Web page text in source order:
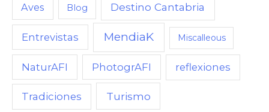
Aves Blog Destino Cantabria
Entrevistas MendiaK Miscalleous
NaturAFI PhotogrAFI reflexiones
Tradiciones Turismo